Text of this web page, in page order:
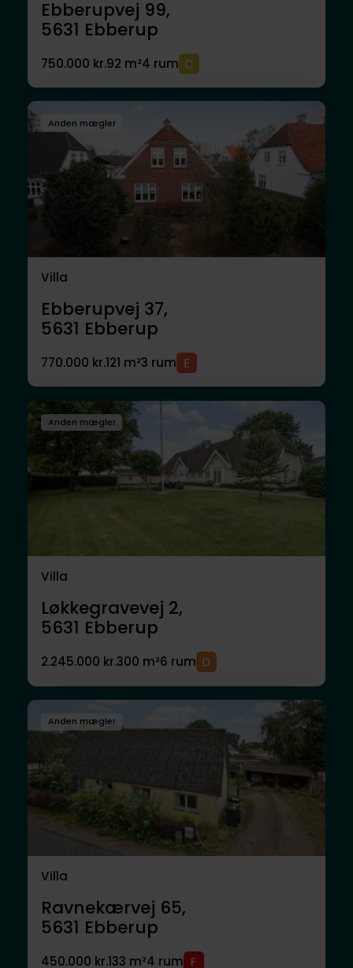
Ebberupvej 99,
5631 Ebberup
750.000 kr.92 m²4 rum
Anden mægler
Villa
Ebberupvej 37,
5631 Ebberup
770.000 kr.121 m²3 rum
Anden mægler
Villa
Løkkegravevej 2,
5631 Ebberup
2.245.000 kr.300 m²6 rum
Anden mægler
Villa
Ravnekærvej 65,
5631 Ebberup
450.000 kr.133 m²4 rum